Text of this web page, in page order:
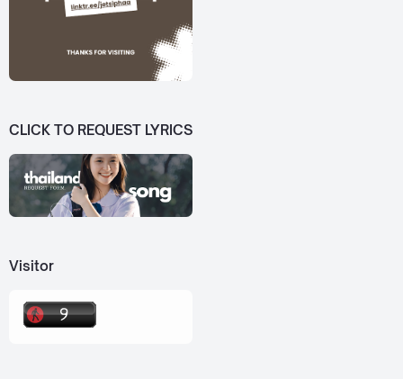
CLICK TO REQUEST LYRICS
Visitor